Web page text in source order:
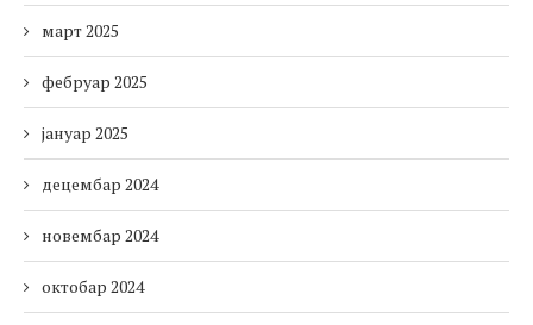
март 2025
фебруар 2025
јануар 2025
децембар 2024
новембар 2024
октобар 2024